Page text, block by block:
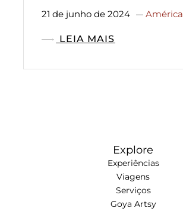
21 de junho de 2024 América
LEIA MAIS
Explore
Experiências
Viagens
Serviços
Goya Artsy